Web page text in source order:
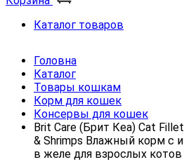
Каталог товаров
Головна
Каталог
Товары кошкам
Корм для кошек
Консервы для кошек
Brit Care (Брит Кеа) Cat
& Shrimps Влажный корм с
в желе для взрослых